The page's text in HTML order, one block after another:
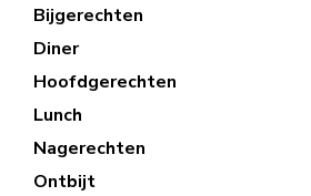
Bijgerechten
Diner
Hoofdgerechten
Lunch
Nagerechten
Ontbijt